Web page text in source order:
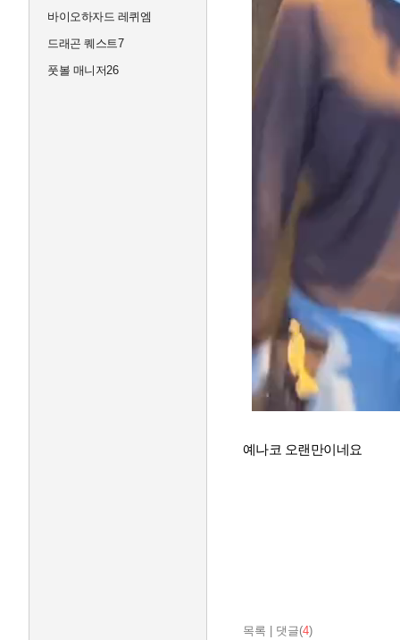
바이오하자드 레퀴엠
드래곤 퀘스트7
풋볼 매니저26
예나코 오랜만이네요
목록 댓글(4)